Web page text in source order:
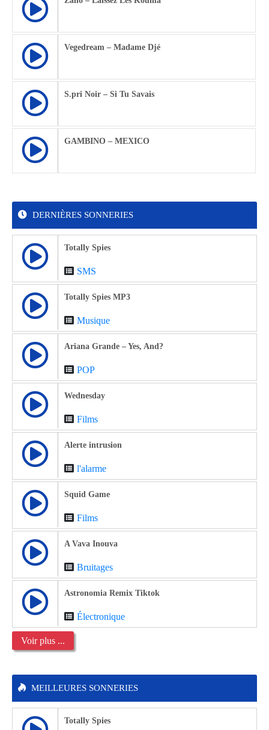
Vegedream – Madame Djé
S.pri Noir – Si Tu Savais
GAMBINO – MEXICO
DERNIÈRES SONNERIES
Totally Spies
SMS
Totally Spies MP3
Musique
Ariana Grande – Yes, And?
POP
Wednesday
Films
Alerte intrusion
l'alarme
Squid Game
Films
A Vava Inouva
Bruitages
Astronomia Remix Tiktok
Électronique
Voir plus ...
MEILLEURES SONNERIES
Totally Spies